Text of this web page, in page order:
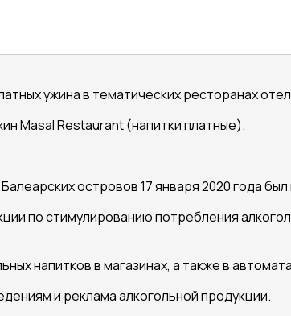
ужина в тематических ресторанах
Masal Restaurant (напитки платные).
островов 17 января 2020 года
по стимулированию потребления
напитков в магазинах, а также в
и реклама алкогольной продукции.